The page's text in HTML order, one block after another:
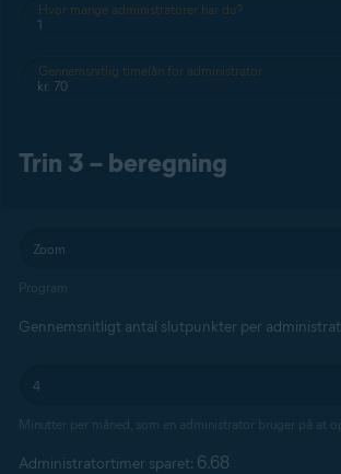
Hvor mange administratorer har du?
Gennemsnitlig timelån for administrator:
Trin 3 – beregning
Program
Gennemsnitligt antal slutpunkter per
Minutter per måned, som en administrator bruger på at
Administratortimer sparet: 6.68